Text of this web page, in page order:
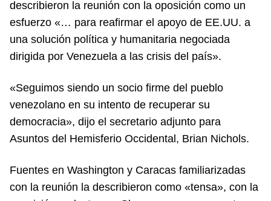
describieron la reunión con la oposición como un
esfuerzo «… para reafirmar el apoyo de EE.UU. a
una solución política y humanitaria negociada
dirigida por Venezuela a las crisis del país».
«Seguimos siendo un socio firme del pueblo
venezolano en su intento de recuperar su
democracia», dijo el secretario adjunto para
Asuntos del Hemisferio Occidental, Brian Nichols.
Fuentes en Washington y Caracas familiarizadas
con la reunión la describieron como «tensa», con la